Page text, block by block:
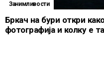
Занимливости
Бркач на бури откри
фотографија и колку е